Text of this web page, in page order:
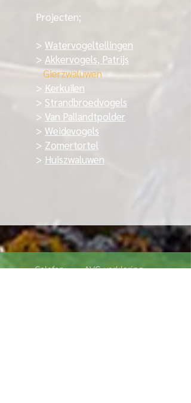
Projecten;
> Watervogeltellingen
> Akkervogels, Patrijs
Gierzwaluwen
> Kerkuilen
> Strandbroedvogels
> Van Pallandtpolder
> Weidevogels
> Zomertortel
> Huiszwaluwen
Colofon
AVG-verklaring